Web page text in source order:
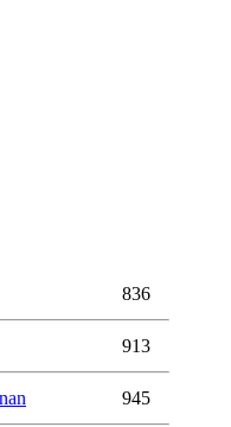
836
913
945